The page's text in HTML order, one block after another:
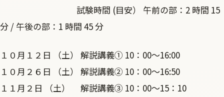
試験時間 (目安） 午前の部：2 時間 15
分 / 午後の部：1 時間 45 分
１０月１２日 （土） 解説講義① 10：00～16:00
１０月２６日 （土） 解説講義② 10：00～16:50
１１月２日 （土） 解説講義③ 10：00～15：10